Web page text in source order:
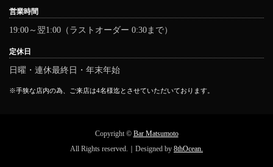
営業時間
19:00～翌1:00（ラストオーダー 0:30まで）
定休日
日曜・連休最終日・年末年始
※手狭な店内の為、ご来店は4名様迄とさせていただいております。
Copyright © Bar Matsumoto
All Rights reserved.｜Designed by 8thOcean.